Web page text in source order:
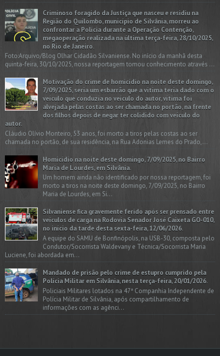
Criminoso foragido da Justiça que nasceu e residiu na
Região do Quilombo, município de Silvânia, morreu ao
confrontar a Polícia durante a Operação Contenção,
megaoperação realizada na última terça-feira, 28/10/2025,
no Rio de Janeiro.
Foto:Arquivo/Blog Olhar Cidadão Silvaniense. No início da manhã desta
quinta-feira, 30/10/2025, nossa reportagem tomou conhecimento através ...
Motivação do crime de homicídio na noite deste domingo,
7/09/2025, seria um esbarrão que a vitima teria dado com o
veículo que conduzia no veículo do autor, vítima foi
alvejada pelas costas ao ser chamada no portão, na frente
dos filhos depois de negar ter colidido com veículo do
autor.
Cláudio Olívio Monteiro, 53 anos, foi morto a tiros pelas costas ao ser
chamada no portão, de sua residência, na Rua Adonias Lemes do Prado,...
Homicídio na noite deste domingo, 7/09/2025, no Bairro
Maria de Lourdes, em Silvânia.
Um homem ainda não identificado por nossa reportagem, foi
morto a tiros na noite deste domingo, 7/09/2025, no Bairro
Maria de Lourdes, em Si...
Silvaniense fica gravemente ferido após ser prensado entre
veículos de carga na Rodovia Senador José Caixeta GO-010,
no início da tarde desta sexta-feira, 12/06/2026.
A equipe do SAMU de Bonfinópolis, na USB-30, composta pelo
Condutor/Socorrista Waldevany e Técnica/Socorrista Maria
Luciene, foi abordada em...
Mandado de prisão pelo crime de estupro cumprido pela
Polícia Militar em Silvânia, nesta terça-feira, 20/01/2026.
Policiais Militares lotados na 47ª Companhia Independente de
Polícia Militar de Silvânia, após compartilhamento de
informações com as agênci...